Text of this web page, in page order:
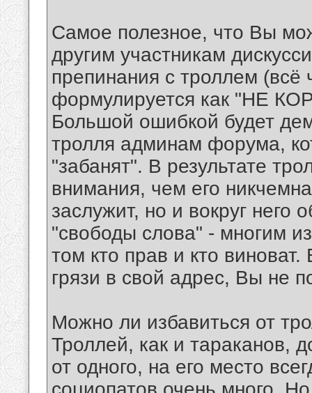
Самое полезное, что Вы
другим участникам
препинания с троллем
формулируется как "НЕ
Большой ошибкой будет
тролля админам форума,
"забанят". В результате
внимания, чем его
заслужит, но и вокруг него
"свободы слова" - многим
том кто прав и кто
грязи в свой адрес, Вы не
Можно ли избавиться от
Троллей, как и тараканов,
от одного, на его место